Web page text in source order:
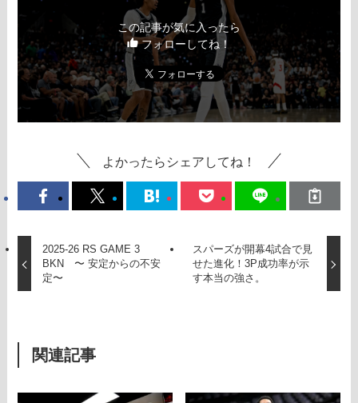
この記事が気に入ったら
フォローしてね！
よかったらシェアしてね！
2025-26 RS GAME 3
BKN 〜 安定からの不安
定〜
スパーズが開幕4試合で見
せた進化！3P成功率が示
す本当の強さ。
関連記事